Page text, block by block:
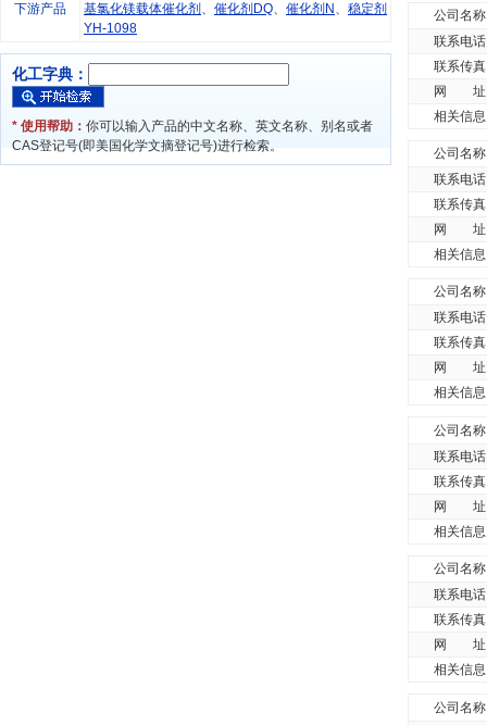
下游产品
基氯化镁载体催化剂 、 催化剂DQ、 催化剂N 、 稳定剂
YH-1098
化工字典：
* 使用帮助： 你可以输入产品的中文名称、英文名称、别名或者
CAS登记号(即美国化学文摘登记号)进行检索。
公司名称
联系电话
联系传真
网 址
相关信息
公司名称
联系电话
联系传真
网 址
相关信息
公司名称
联系电话
联系传真
网 址
相关信息
公司名称
联系电话
联系传真
网 址
相关信息
公司名称
联系电话
联系传真
网 址
相关信息
公司名称